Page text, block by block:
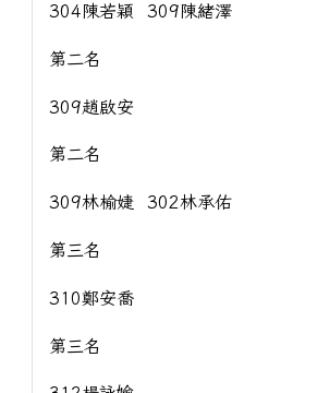
304陳若穎 309陳緒澤
第二名
309趙啟安
第二名
309林榆婕 302林承佑
第三名
310鄭安喬
第三名